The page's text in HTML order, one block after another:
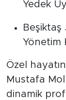
Yedek
Beşiktaş
Yönetim
Özel
Mustafa
dinamik